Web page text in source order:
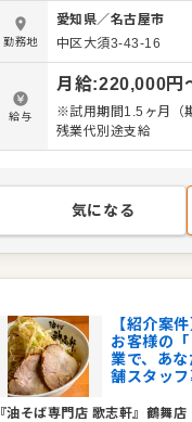
を経て、「湯切り」
す。お客様の「うま
ナルを目指しましょ
や店舗運営の補佐も
SV、海外店舗の立ち
スもご用意しています。 ＜おすすめポイ
「湯切り」で一人前
勤務地
愛知県／名古屋市
中区大須3-43-16
給与
月給:220,000円
※試用期間1.5ヶ月（
残業代別途支給
気になる
【紹介案
お客様の
業で、あ
舗スタッフ
『油そば専門店 歌志軒』鶴舞店